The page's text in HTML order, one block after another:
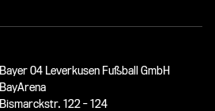
Bayer 04 Leverkusen Fußball GmbH
BayArena
Bismarckstr. 122 - 124